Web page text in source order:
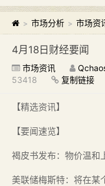
> 市场分析 > 市场资
4月18日财经要闻
市场资讯
53418
复制链接
【精选资讯】
【要闻速览】
褐皮书发布：物价温和
美联储梅斯特：将在某